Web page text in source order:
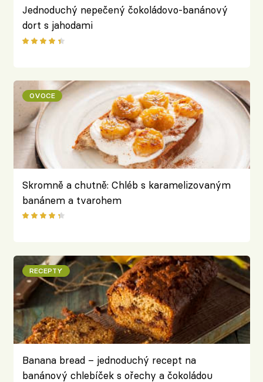
Jednoduchý nepečený čokoládovo-banánový
dort s jahodami
OVOCE
Skromně a chutně: Chléb s karamelizovaným
banánem a tvarohem
RECEPTY
Banana bread – jednoduchý recept na
banánový chlebíček s ořechy a čokoládou